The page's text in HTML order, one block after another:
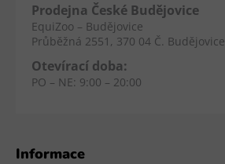
Informace
Prodejna České Budějovice
EquiZoo – Budějovice
Průběžná 2551, 370 04 Č. Budějovice
Otevírací doba:
PO – NE: 9:00 – 20:00